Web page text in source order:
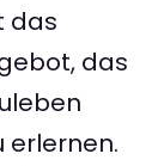
das
das
erlernen.